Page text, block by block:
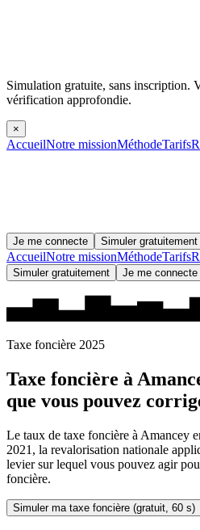
Simulation gratuite, sans inscription.
vérification approfondie.
×
AccueilNotre missionMéthodeTarifs
Je me connecte Simuler gratuitement
AccueilNotre missionMéthodeTarifs
Simuler gratuitement Je me connecte
Taxe foncière 2025
Taxe foncière à
que vous pouvez
Le taux de taxe foncière à Amancey
2021, la revalorisation nationale
levier sur lequel vous pouvez agir
foncière.
Simuler ma taxe foncière (gratuit, 60 s)